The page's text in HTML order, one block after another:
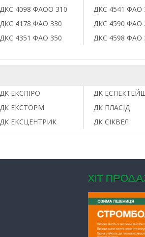
ДКС 4098 ФАОО 310
ДКС 4178 ФАО 330
ДКС 4351 ФАО 350
ДКС 4541 ФАО
ДКС 4590 ФАО
ДКС 4598 ФАО
ДК ЕКСПІРО
ДК ЕКСТОРМ
ДК ЕКСЦЕНТРИК
ДК
ДК ПЛАСІД
ДК СІКВЕЛ
ХIТ